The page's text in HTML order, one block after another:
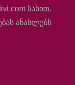
სახით.
ანახლებს